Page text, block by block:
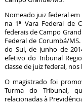
Nomeado juiz federal
na 1ª Vara Federal de
federais de Campo
Federal de Corumbá/
do Sul, de junho de
efetivo do Tribunal
classe de juiz federal,
O magistrado foi
Turma do Tribunal,
relacionadas à